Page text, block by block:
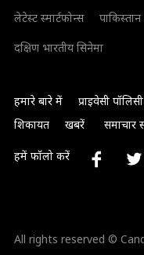
लेटेस्ट स्मार्टफोन्स
दक्षिण भारतीय सिनेमा
हमारे बारे में प्राइवेसी पॉलिसी
शिकायत
खबरें समाचार
हमें फॉलो करें
All rights reserved ©